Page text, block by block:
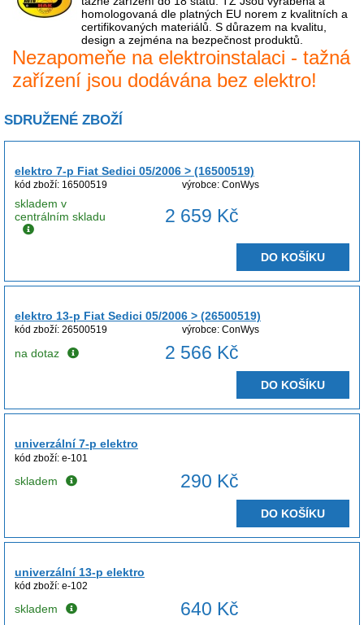
homologovaná dle platných EU norem z kvalitních a
certifikovaných materiálů. S důrazem na kvalitu,
design a zejména na bezpečnost produktů.
Nezapomeňe na elektroinstalaci - tažná
zařízení jsou dodávána bez elektro!
SDRUŽENÉ ZBOŽÍ
elektro 7-p Fiat Sedici 05/2006 > (16500519)
kód zboží: 16500519 výrobce: ConWys
skladem v
centrálním skladu
2 659 Kč
DO KOŠÍKU
elektro 13-p Fiat Sedici 05/2006 > (26500519)
kód zboží: 26500519 výrobce: ConWys
na dotaz 2 566 Kč
DO KOŠÍKU
univerzální 7-p elektro
kód zboží: e-101
skladem 290 Kč
DO KOŠÍKU
univerzální 13-p elektro
kód zboží: e-102
skladem 640 Kč